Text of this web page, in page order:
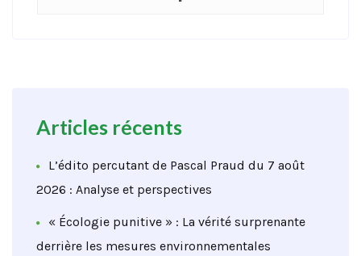
Articles récents
L’édito percutant de Pascal Praud du 7 août
2026 : Analyse et perspectives
« Écologie punitive » : La vérité surprenante
derrière les mesures environnementales